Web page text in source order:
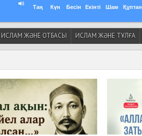
Таң Күн Бесін Екінті Шам Құптан
ИСЛАМ ЖӘНЕ ОТБАСЫ ИСЛАМ ЖӘНЕ ТҰЛҒА